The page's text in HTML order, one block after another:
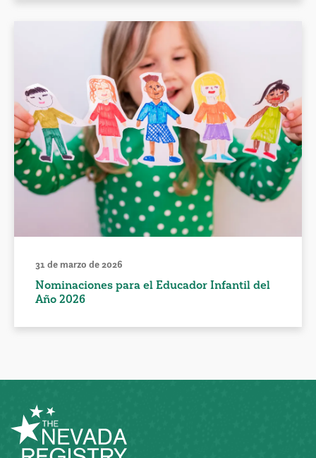
31 de marzo de 2026
Nominaciones para el Educador Infantil del
Año 2026